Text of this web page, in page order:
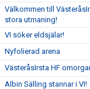
Välkommen till
stora utmaning!
VI söker eldsjälar!
Nyfolierad arena
VästeråsIrsta HF
Albin Sälling stannar i VI!